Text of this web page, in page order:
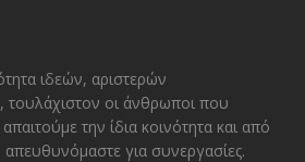
ιδεών, αριστερών
τουλάχιστον οι άνθρωποι που
την ίδια κοινότητα και από
για συνεργασίες.